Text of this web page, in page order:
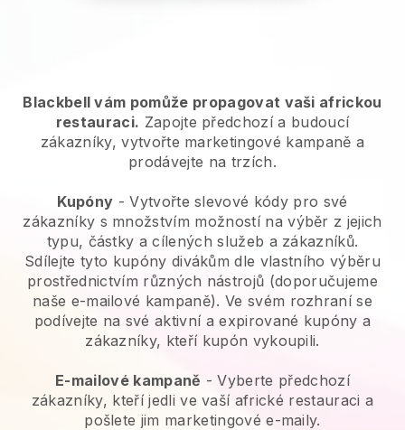
Blackbell vám pomůže propagovat vaši africkou
restauraci. Zapojte předchozí a budoucí
zákazníky, vytvořte marketingové kampaně a
prodávejte na trzích.
Kupóny - Vytvořte slevové kódy pro své
zákazníky s množstvím možností na výběr z jejich
typu, částky a cílených služeb a zákazníků.
Sdílejte tyto kupóny divákům dle vlastního výběru
prostřednictvím různých nástrojů (doporučujeme
naše e-mailové kampaně). Ve svém rozhraní se
podívejte na své aktivní a expirované kupóny a
zákazníky, kteří kupón vykoupili.
E-mailové kampaně -Vyberte předchozí
zákazníky, kteří jedli ve vaší africké restauraci a
pošlete jim marketingové e-maily.